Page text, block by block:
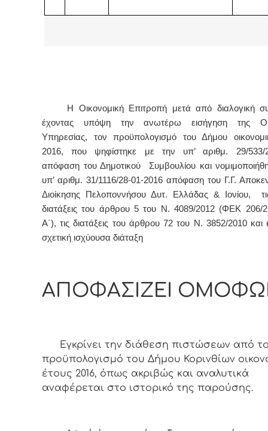
Η Οικονομική Επιτροπή μετά από διαλογική
έχοντας υπόψη την ανωτέρω εισήγηση της
Υπηρεσίας, τον προϋπολογισμό του Δήμου
2016, που ψηφίστηκε με την υπ’ αριθμ. 29/533/
απόφαση του Δημοτικού Συμβουλίου και
υπ’ αριθμ. 31/1116/28-01-2016 απόφαση του Γ.Γ.
Διοίκησης Πελοποννήσου Δυτ. Ελλάδας & Ιονίου,
διατάξεις του άρθρου 5 του Ν. 4089/2012 (ΦΕΚ 206/
Α΄), τις διατάξεις του άρθρου 72 του Ν. 3852/2010
σχετική ισχύουσα διάταξη
ΑΠΟΦΑΣΙΖΕΙ
Εγκρίνει την διάθεση πιστώσεων από
προϋπολογισμό του Δήμου Κορινθίων
έτους 2016, όπως ακριβώς και αναλυτικά
αναφέρεται στο ιστορικό της παρούσης.